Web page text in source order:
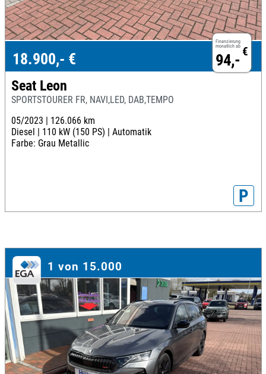
Finanzierung
monatlich ab €
94,-
18.900,- €
Seat Leon
SPORTSTOURER FR, NAVI,LED, DAB,TEMPO
05/2023 | 126.066 km
Diesel | 110 kW (150 PS) | Automatik
Farbe: Grau Metallic
P
1 von 15.000